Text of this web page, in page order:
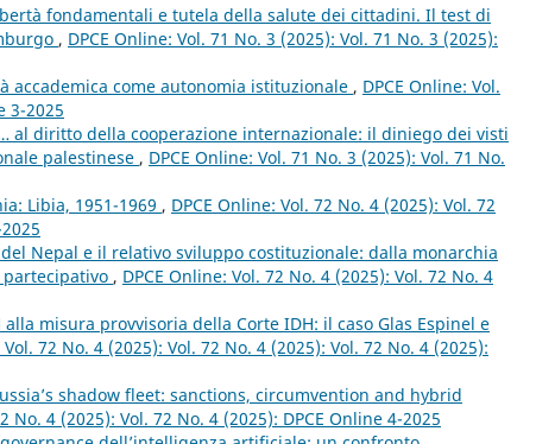
fondamentali e tutela della salute dei cittadini. Il test di
, DPCE Online: Vol. 71 No. 3 (2025): Vol. 71 No. 3 (2025):
accademica come autonomia istituzionale , DPCE Online: Vol.
3-2025
al diritto della cooperazione internazionale: il diniego dei visti
palestinese , DPCE Online: Vol. 71 No. 3 (2025): Vol. 71 No.
Libia, 1951-1969 , DPCE Online: Vol. 72 No. 4 (2025): Vol. 72
Nepal e il relativo sviluppo costituzionale: dalla monarchia
, DPCE Online: Vol. 72 No. 4 (2025): Vol. 72 No. 4
misura provvisoria della Corte IDH: il caso Glas Espinel e
Vol. 72 No. 4 (2025): Vol. 72 No. 4 (2025): Vol. 72 No. 4 (2025):
shadow fleet: sanctions, circumvention and hybrid
No. 4 (2025): Vol. 72 No. 4 (2025): DPCE Online 4-2025